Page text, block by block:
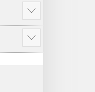
Show
more
Show
more